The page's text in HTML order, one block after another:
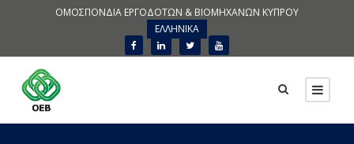
ΟΜΟΣΠΟΝΔΙΑ ΕΡΓΟΔΟΤΩΝ & ΒΙΟΜΗΧΑΝΩΝ ΚΥΠΡΟΥ
ΕΛΛΗΝΙΚΑ